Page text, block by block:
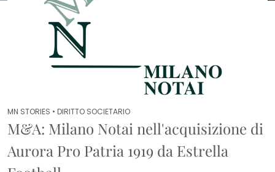
MN STORIES • DIRITTO SOCIETARIO
M&A: Milano Notai nell'acquisizione di
Aurora Pro Patria 1919 da Estrella